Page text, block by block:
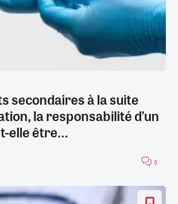
secondaires à la suite
la responsabilité d’un
elle être...
0